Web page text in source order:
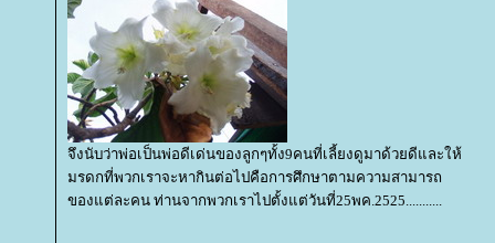
จึงนับว่าพ่อเป็นพ่อดีเด่นของลูกๆทั้ง9คนที่เลี้ยงดูมาด้วยดีและให้
มรดกที่พวกเราจะหากินต่อไปคือการศึกษาตามความสามารถ
ของแต่ละคน ท่านจากพวกเราไปตั้งแต่วันที่25พค.2525...........